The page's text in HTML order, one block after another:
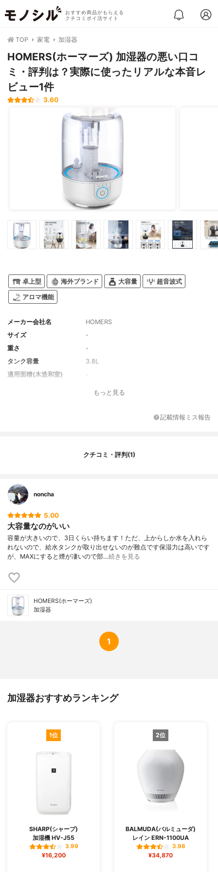
おすすめ商品がもらえる
クチコミポイ活サイト
TOP 家電 加湿器
HOMERS(ホーマーズ) 加湿器の悪い口コ
ミ・評判は？実際に使ったリアルな本音レ
ビュー1件
3.60
卓上型 海外ブランド 大容量 超音波式
アロマ機能
メーカー会社名
HOMERS
サイズ
-
重さ
-
タンク容量
3.8L
適用面積(木造和室)
-
もっと見る
記載情報ミス報告
クチコミ・評判(1)
noncha
5.00
大容量なのがいい
容量が大きいので、3日くらい持ちます！ただ、上からしか水を入れら
れないので、給水タンクが取り出せないのが難点です保湿力は高いです
が、MAXにすると煙が凄いので部…続きを見る
HOMERS(ホーマーズ)
加湿器
1
加湿器おすすめランキング
1位
SHARP(シャープ)
加湿機 HV-J55
3.99
¥16,200
2位
BALMUDA(バルミューダ)
レイン ERN-1100UA
3.98
¥34,870